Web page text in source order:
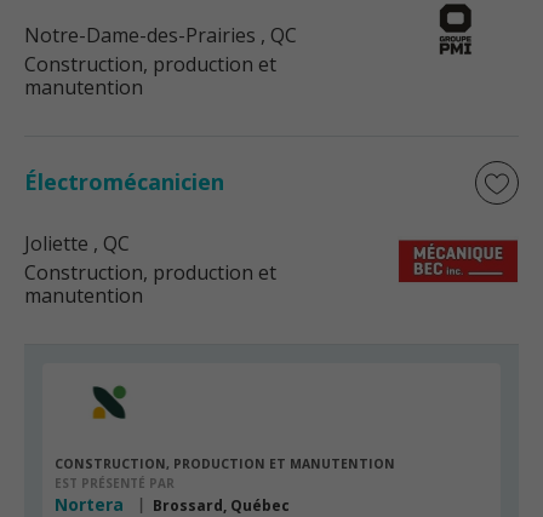
Notre-Dame-des-Prairies , QC
Construction, production et
manutention
Électromécanicien
Joliette , QC
Construction, production et
manutention
CONSTRUCTION, PRODUCTION ET MANUTENTION
EST PRÉSENTÉ PAR
Nortera Brossard, Québec